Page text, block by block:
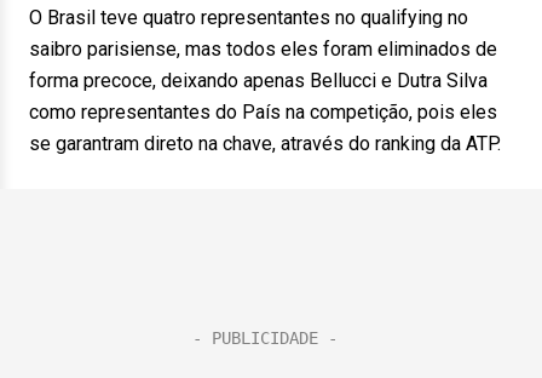
O Brasil teve quatro representantes no qualifying no
saibro parisiense, mas todos eles foram eliminados de
forma precoce, deixando apenas Bellucci e Dutra Silva
como representantes do País na competição, pois eles
se garantram direto na chave, através do ranking da ATP.